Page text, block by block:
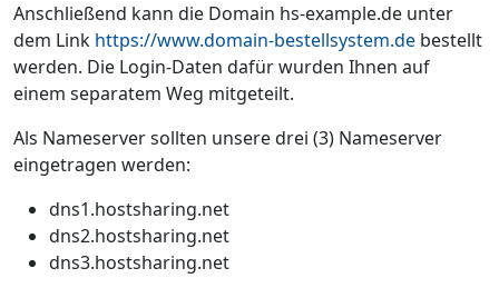
Anschließend kann die Domain hs-example.de unter
dem Link https://www.domain-bestellsystem.de bestellt
werden. Die Login-Daten dafür wurden Ihnen auf
einem separatem Weg mitgeteilt.
Als Nameserver sollten unsere drei (3) Nameserver
eingetragen werden:
dns1.hostsharing.net
dns2.hostsharing.net
dns3.hostsharing.net